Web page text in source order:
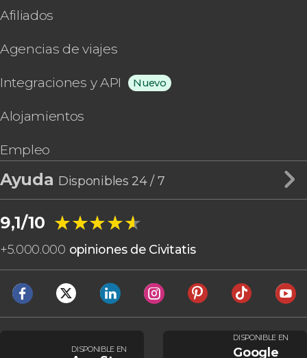
Afiliados
Agencias de viajes
Integraciones y API Nuevo
Alojamientos
Empleo
Ayuda Disponibles 24 / 7
9,1/10 ★★★★★
★★★★★
+5.000.000 opiniones de Civitatis
DISPONIBLE EN
DISPONIBLE EN
Google